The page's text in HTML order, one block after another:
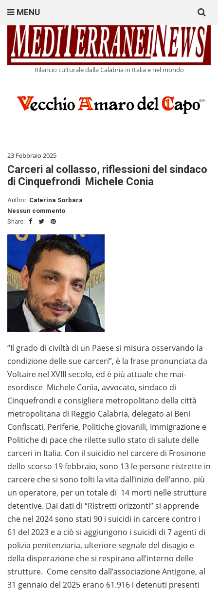
Rilancio culturale dalla Calabria in Italia e nel mondo
MENU
for:
23 Febbraio 2025
Carceri al collasso, riflessioni del sindaco
di Cinquefrondi Michele Conia
Author: Caterina Sorbara
Nessun commento
Share:
“Il grado di civiltà di un Paese si misura osservando la
condizione delle sue carceri”, è la frase pronunciata da
Voltaire nel XVIII secolo, ed è più attuale che mai-
esordisce Michele Conìa, avvocato, sindaco di
Cinquefrondi e consigliere metropolitano della città
metropolitana di Reggio Calabria, delegato ai Beni
Confiscati, Periferie, Politiche giovanili, Immigrazione e
Politiche di pace che rilette sullo stato di salute delle
carceri in Italia. Con il suicidio nel carcere di Frosinone
dello scorso 19 febbraio, sono 13 le persone ristrette in
carcere che si sono tolti la vita dall’inizio dell’anno, più
un operatore, per un totale di 14 morti nelle strutture
detentive. Dai dati di “Ristretti orizzonti” si apprende
che nel 2024 sono stati 90 i suicidi in carcere contro i
61 del 2023 e a ciò si aggiungono i suicidi di 7 agenti di
polizia penitenziaria, ulteriore segnale del disagio e
della disperazione che si respirano all’interno delle
strutture. Come censito dall’associazione Antigone, al
31 gennaio del 2025 erano 61.916 i detenuti presenti